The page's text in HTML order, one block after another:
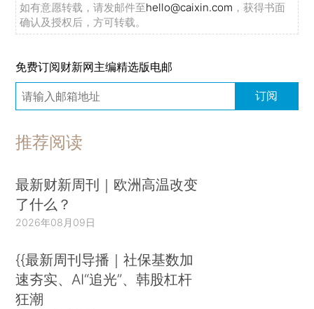
如有意愿转载，请发邮件至hello@caixin.com ，获得书面
确认及授权后，方可转载。
免费订阅财新网主编精选版电邮
订阅
推荐阅读
最新财新周刊｜欧洲高温改变
了什么？
2026年08月09日
{{最新周刊导播｜社保基数加
速夯实、AI“追光”、韩股杠杆
狂潮